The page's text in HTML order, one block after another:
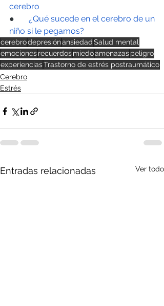
cerebro
● ¿Qué sucede en el cerebro de un
niño si le pegamos?
cerebrodepresiónansiedadSalud mental
emocionesrecuerdosmiedoamenazaspeligro
experienciasTrastorno de estrés postraumático
Cerebro
Estrés
Entradas relacionadas Ver todo